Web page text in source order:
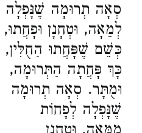
סְאָה תְרוּמָה שֶׁנָּפְלָה
לְמֵאָה, וּטְחָנָן וּפָחֲתוּ,
כְּשֵׁם שֶׁפָּחֲתוּ הַחֻלִּין,
כָּךְ פָּחֲתָה הַתְּרוּמָה,
וּמֻתָּר. סְאָה תְרוּמָה
שֶׁנָּפְלָה לְפָחוֹת